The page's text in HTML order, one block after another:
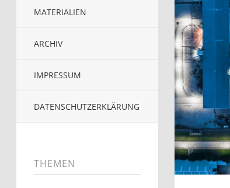
MATERIALIEN
ARCHIV
IMPRESSUM
DATENSCHUTZERKLÄRUNG
THEMEN